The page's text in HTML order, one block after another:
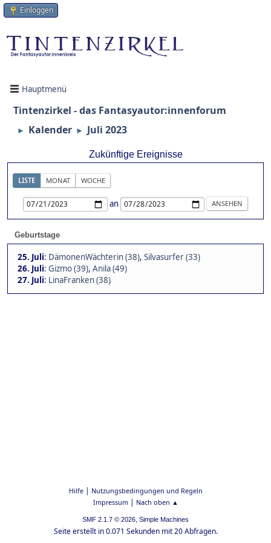
Einloggen
Hauptmenü
Tintenzirkel - das Fantasyautor:innenforum
► Kalender ► Juli 2023
Zukünftige Ereignisse
LISTE MONAT WOCHE
an
Geburtstage
25. Juli: DämonenWächterin (38), Silvasurfer (33)
26. Juli: Gizmo (39), Anila (49)
27. Juli: LinaFranken (38)
Hilfe| Nutzungsbedingungen und Regeln
Impressum| Nach oben ▲
SMF 2.1.7 © 2026, Simple Machines
Seite erstellt in 0.071 Sekunden mit 20 Abfragen.